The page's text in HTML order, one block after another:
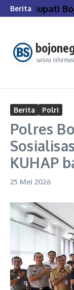
Lewati ke konten
BeritaBupati
sarana
Berita Polri
Polres
KUHAP
25 Mei 2026